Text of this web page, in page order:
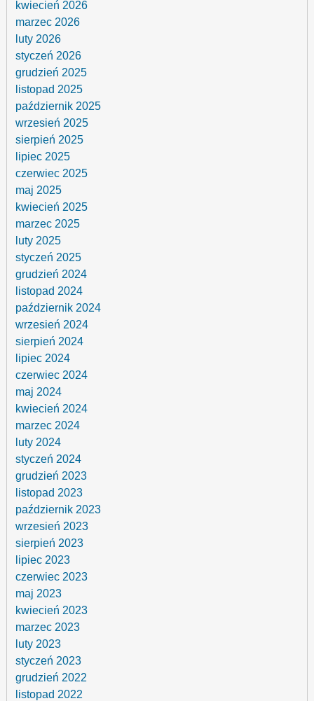
kwiecień 2026
marzec 2026
luty 2026
styczeń 2026
grudzień 2025
listopad 2025
październik 2025
wrzesień 2025
sierpień 2025
lipiec 2025
czerwiec 2025
maj 2025
kwiecień 2025
marzec 2025
luty 2025
styczeń 2025
grudzień 2024
listopad 2024
październik 2024
wrzesień 2024
sierpień 2024
lipiec 2024
czerwiec 2024
maj 2024
kwiecień 2024
marzec 2024
luty 2024
styczeń 2024
grudzień 2023
listopad 2023
październik 2023
wrzesień 2023
sierpień 2023
lipiec 2023
czerwiec 2023
maj 2023
kwiecień 2023
marzec 2023
luty 2023
styczeń 2023
grudzień 2022
listopad 2022